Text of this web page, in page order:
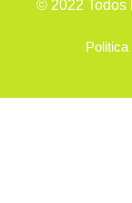
© 2022 Todos